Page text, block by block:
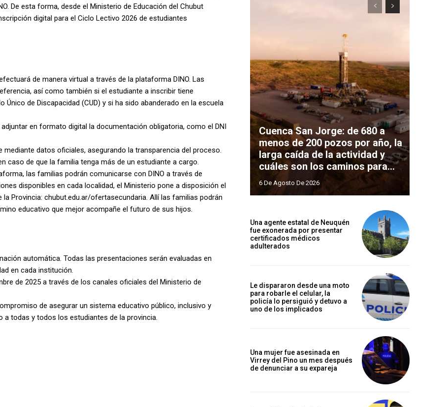
De esta forma, desde el Ministerio de Educación del Chubut
digital para el Ciclo Lectivo 2026 de estudiantes
de manera virtual a través de la plataforma DINO. Las
así como también si el estudiante a inscribir tiene
de Discapacidad (CUD) y si ha sido abanderado en la escuela
en formato digital la documentación obligatoria, como el DNI
datos oficiales, asegurando la transparencia del proceso.
caso de que la familia tenga más de un estudiante a cargo.
las familias podrán comunicarse con DINO a través de
disponibles en cada localidad, el Ministerio pone a disposición el
Provincia: chubut.edu.ar/ofertasecundaria. Allí las familias podrán
educativo que mejor acompañe el futuro de sus hijos.
automática. Todas las presentaciones serán evaluadas en
en cada institución.
de 2025 a través de los canales oficiales del Ministerio de
de asegurar un sistema educativo público, inclusivo y
a todas y todos los estudiantes de la provincia.
Cuenca San Jorge: de 680 a
menos de 200 pozos por año, la
larga caída de la actividad y
cuáles son los caminos para...
6 De Agosto De 2026
Una agente estatal de Neuquén
fue exonerada por presentar
certificados médicos
adulterados
Le dispararon desde una moto
para robarle el celular, la
policía lo persiguió y detuvo a
uno de los implicados
Una mujer fue asesinada en
Virrey del Pino un mes después
de denunciar a su expareja